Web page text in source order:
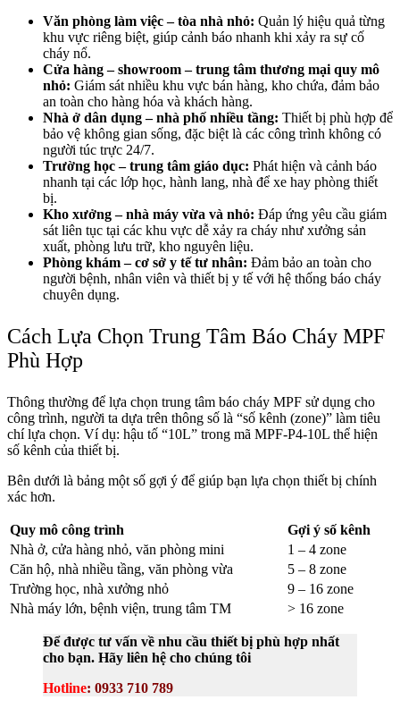
Văn phòng làm việc – tòa nhà nhỏ: Quản lý hiệu quả từng
khu vực riêng biệt, giúp cảnh báo nhanh khi xảy ra sự cố
cháy nổ.
Cửa hàng – showroom – trung tâm thương mại quy mô
nhỏ: Giám sát nhiều khu vực bán hàng, kho chứa, đảm bảo
an toàn cho hàng hóa và khách hàng.
Nhà ở dân dụng – nhà phố nhiều tầng: Thiết bị phù hợp để
bảo vệ không gian sống, đặc biệt là các công trình không có
người túc trực 24/7.
Trường học – trung tâm giáo dục: Phát hiện và cảnh báo
nhanh tại các lớp học, hành lang, nhà để xe hay phòng thiết
bị.
Kho xưởng – nhà máy vừa và nhỏ: Đáp ứng yêu cầu giám
sát liên tục tại các khu vực dễ xảy ra cháy như xưởng sản
xuất, phòng lưu trữ, kho nguyên liệu.
Phòng khám – cơ sở y tế tư nhân: Đảm bảo an toàn cho
người bệnh, nhân viên và thiết bị y tế với hệ thống báo cháy
chuyên dụng.
Cách Lựa Chọn Trung Tâm Báo Cháy MPF
Phù Hợp
Thông thường để lựa chọn trung tâm báo cháy MPF sử dụng cho
công trình, người ta dựa trên thông số là “số kênh (zone)” làm tiêu
chí lựa chọn. Ví dụ: hậu tố “10L” trong mã MPF-P4-10L thể hiện
số kênh của thiết bị.
Bên dưới là bảng một số gợi ý để giúp bạn lựa chọn thiết bị chính
xác hơn.
Quy mô công trình
Gợi ý số kênh
Nhà ở, cửa hàng nhỏ, văn phòng mini
1 – 4 zone
Căn hộ, nhà nhiều tầng, văn phòng vừa
5 – 8 zone
Trường học, nhà xưởng nhỏ
9 – 16 zone
Nhà máy lớn, bệnh viện, trung tâm TM
> 16 zone
Để được tư vấn về nhu cầu thiết bị phù hợp nhất
cho bạn. Hãy liên hệ cho chúng tôi
Hotline: 0933 710 789